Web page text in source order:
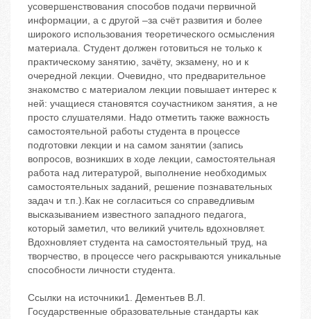
усовершенствования способов подачи первичной
информации, а с другой –за счёт развития и более
широкого использования теоретического осмысления
материала. Студент должен готовиться не только к
практическому занятию, зачёту, экзамену, но и к
очередной лекции. Очевидно, что предварительное
знакомство с материалом лекции повышает интерес к
ней: учащиеся становятся соучастником занятия, а не
просто слушателями. Надо отметить также важность
самостоятельной работы студента в процессе
подготовки лекции и на самом занятии (запись
вопросов, возникших в ходе лекции, самостоятельная
работа над литературой, выполнение необходимых
самостоятельных заданий, решение познавательных
задач и т.п.).Как не согласиться со справедливым
высказыванием известного западного педагога,
который заметил, что великий учитель вдохновляет.
Вдохновляет студента на самостоятельный труд, на
творчество, в процессе чего раскрываются уникальные
способности личности студента.
Ссылки на источники1. Дементьев В.Л.
Государственные образовательные стандарты как